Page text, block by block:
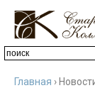
Главная ›